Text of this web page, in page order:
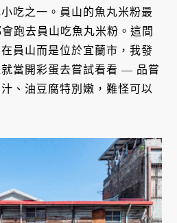
吃之一。員山的魚丸米粉最
跑去員山吃魚丸米粉。這間
在員山而是位於宜蘭市，我發
當開彩蛋去嘗試看看 — 品嘗
、油豆腐特別嫩，難怪可以